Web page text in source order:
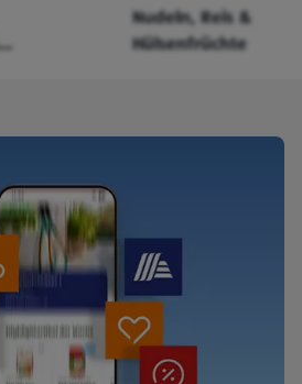
Nudeln, Reis &
Hülsenfrüchte